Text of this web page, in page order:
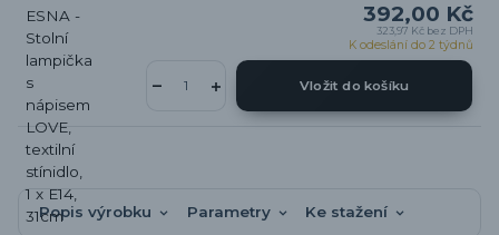
392,00 Kč
323,97 Kč bez DPH
K odeslání do 2 týdnů
Vložit do košíku
Popis výrobku Parametry Ke stažení